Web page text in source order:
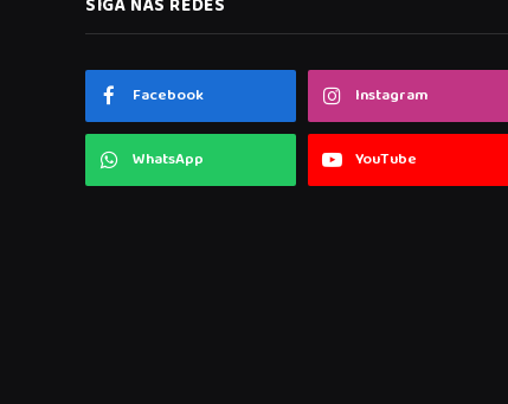
SIGA NAS REDES
Facebook Instagram
WhatsApp YouTube